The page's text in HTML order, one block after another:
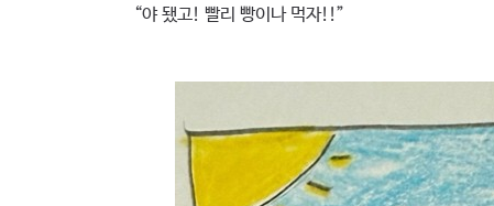
“야 됐고! 빨리 빵이나 먹자!!”